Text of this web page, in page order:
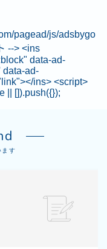
pagead/js/adsbygo
--> <ins
data-ad-
data-ad-
ins> <script>
|| []).push({});
ます